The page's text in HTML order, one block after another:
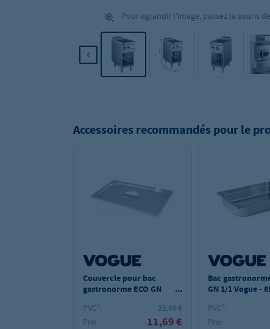
Pour agrandir l'image, passez la souris
Accessoires recommandés pour le
Couvercle pour bac
gastronorme ECO GN
pour cuillère
PVC²:
21,49 €
Prix:
11,69 €
Bac
GN 1/1 Vogue -
PVC²:
Prix: